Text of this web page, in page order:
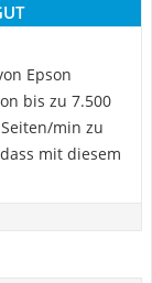
Epson
bis zu 7.500
min zu
mit diesem